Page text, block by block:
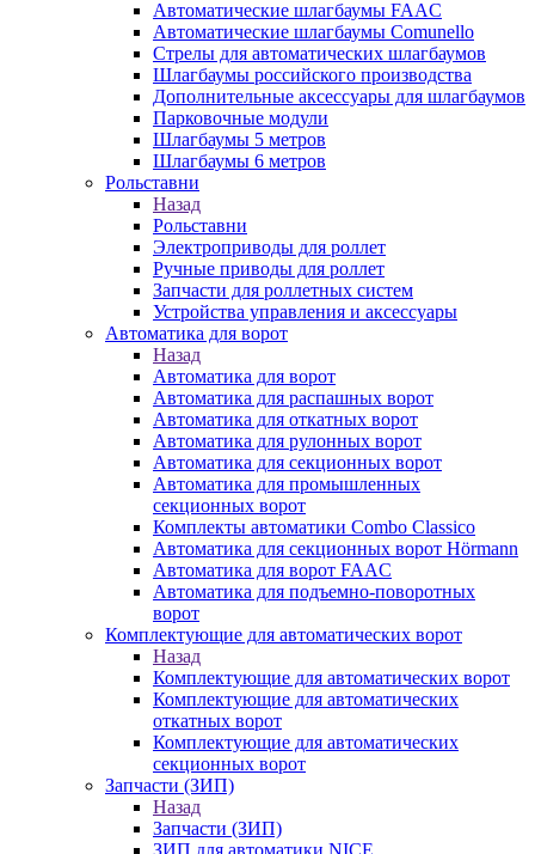
Автоматические шлагбаумы FAAC
Автоматические шлагбаумы Comunello
Стрелы для автоматических шлагбаумов
Шлагбаумы российского производства
Дополнительные аксессуары для шлагбаумов
Парковочные модули
Шлагбаумы 5 метров
Шлагбаумы 6 метров
Рольставни
Назад
Рольставни
Электроприводы для роллет
Ручные приводы для роллет
Запчасти для роллетных систем
Устройства управления и аксессуары
Автоматика для ворот
Назад
Автоматика для ворот
Автоматика для распашных ворот
Автоматика для откатных ворот
Автоматика для рулонных ворот
Автоматика для секционных ворот
Автоматика для промышленных
секционных ворот
Комплекты автоматики Combo Classico
Автоматика для секционных ворот Hörmann
Автоматика для ворот FAAC
Автоматика для подъемно-поворотных
ворот
Комплектующие для автоматических ворот
Назад
Комплектующие для автоматических ворот
Комплектующие для автоматических
откатных ворот
Комплектующие для автоматических
секционных ворот
Запчасти (ЗИП)
Назад
Запчасти (ЗИП)
ЗИП для автоматики NICE